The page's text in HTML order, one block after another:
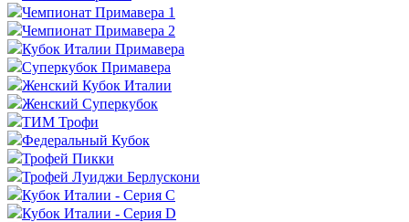
Чемпионат Примавера 1
Чемпионат Примавера 2
Кубок Италии Примавера
Суперкубок Примавера
Женский Кубок Италии
Женский Суперкубок
ТИМ Трофи
Федеральный Кубок
Трофей Пикки
Трофей Луиджи Берлускони
Кубок Италии - Серия C
Кубок Италии - Серия D